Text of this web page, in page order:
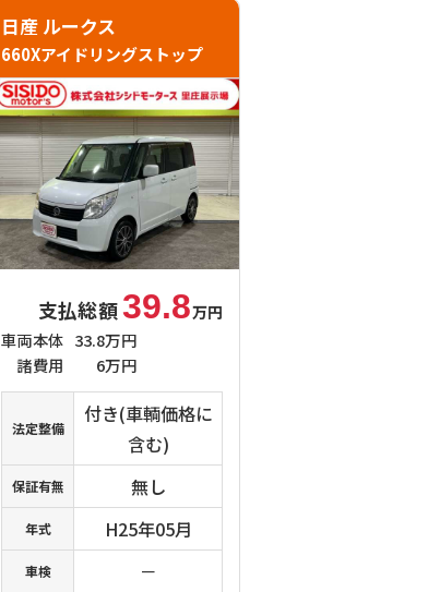
日産 ルークス
660Xアイドリングストップ
支払総額39.8万円
車両本体 33.8万円
諸費用
6万円
法定整備
付き(車輌価格に
含む)
保証有無 無し
年式 H25年05月
車検 －